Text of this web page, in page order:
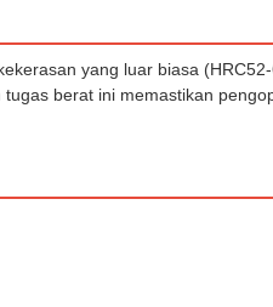
yang luar biasa
berat ini memastikan